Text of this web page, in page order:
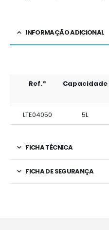
INFORMAÇÃO ADICIONAL
Ref.ª Capacidade
LTE04050 5L
FICHA TÉCNICA
FICHA DE SEGURANÇA